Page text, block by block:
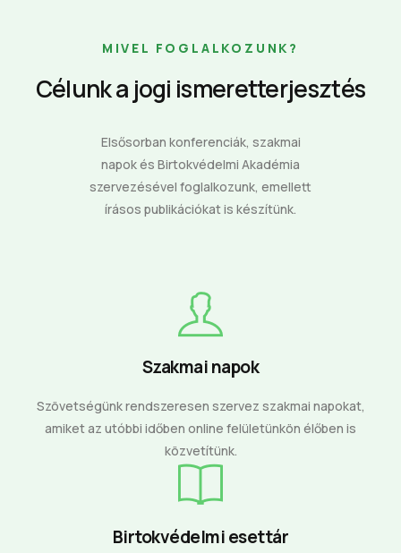
MIVEL FOGLALKOZUNK?
Célunk a jogi ismeretterjesztés
Elsősorban konferenciák, szakmai
napok és Birtokvédelmi Akadémia
szervezésével foglalkozunk, emellett
írásos publikációkat is készítünk.
Szakmai napok
Szövetségünk rendszeresen szervez szakmai napokat,
amiket az utóbbi időben online felületünkön élőben is
közvetítünk.
Birtokvédelmi esettár